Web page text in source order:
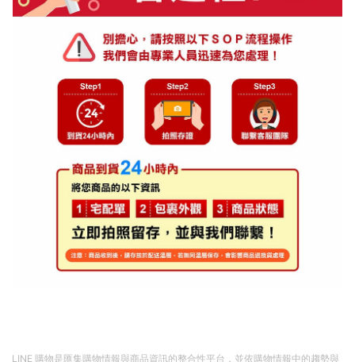
LINE 購物是匯集購物情報與商品資訊的整合性平台，並依購物情報中的趨勢與